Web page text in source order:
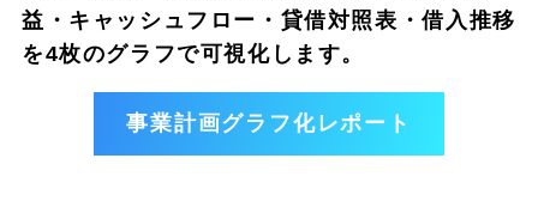
益・キャッシュフロー・貸借対照表・借入推移
を4枚のグラフで可視化します。
事業計画グラフ化レポート